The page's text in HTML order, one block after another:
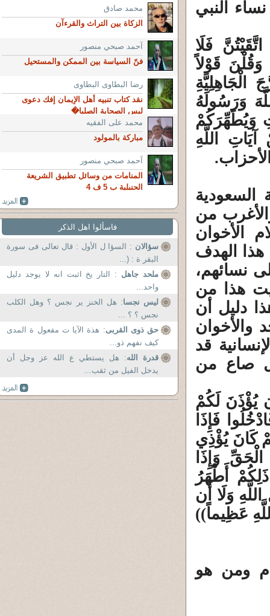
النبي
فَلَا
قَوْلاً
الْجَاهِلِيَّةِ
وَرَسُولَهُ
وَيُطَهِّرَكُمْ
آيَاتِ اللَّهِ
السعودية
من
الأخوان
هذا الهدف
نسائهم،
هذا من
دليل أن
والأخوان
قد
صاع من
يُؤْذَنَ لَكُمْ
فَإِذَا
كَانَ يُؤْذِي
وَإِذَا
أَطْهَرُ
وَلَا أَن
عَظِيماً))
ومن هو
محمد صادق
الزكاة بين التراث والقرءآن
آحمد صبحي منصور
فنّ السياسة بين الممكن والمستحيل
رضا البطاوى البطاوى
نقد كتاب تنبيه أهل الإيمان إفك دعوى
لبس الصحابة الصلبا�
محمد على الفقيه
مباركة بالمولود
آحمد صبحي منصور
المنامات من وسائل تطبيق الشريعة
الحنبلية ب 5 ف 4
فاسألوا اهل الذكر
سؤالان : السؤا ل الأول : قال تعالى فى سورة
البقر ة : (...
ملحد جاهل : التار يخ اثبت انه لا يوجد دليل
واحد...
ليس نجسا: هل الخنز ير نجس ؟ وهل الكلب
نجس ؟ ؟ ...
حق ذوى القربى: هذة الآيا ت مفعول ة المدى
كيف نفهم ذو...
قدرة الله: هل يستطي ع الله عز وجل أن
يدخل الفيل من ثقب...